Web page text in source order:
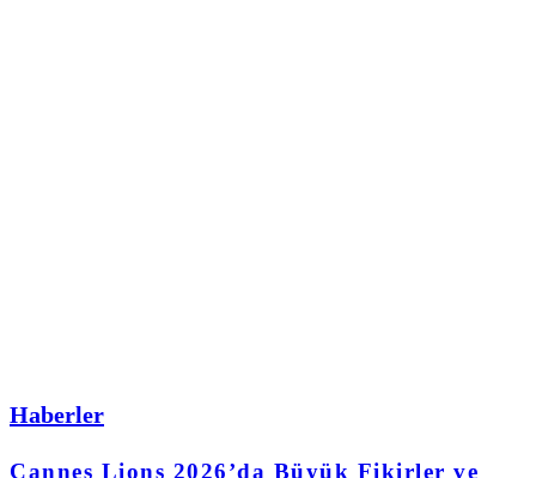
Haberler
Cannes Lions 2026’da Büyük Fikirler ve